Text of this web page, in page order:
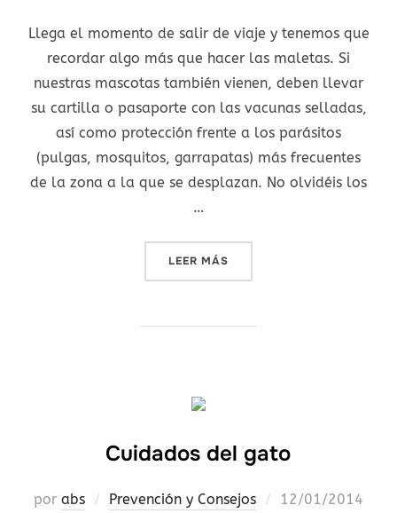
Llega el momento de salir de viaje y tenemos que
recordar algo más que hacer las maletas. Si
nuestras mascotas también vienen, deben llevar
su cartilla o pasaporte con las vacunas selladas,
así como protección frente a los parásitos
(pulgas, mosquitos, garrapatas) más frecuentes
de la zona a la que se desplazan. No olvidéis los
…
LEER MÁS
Cuidados del gato
por abs Prevención y Consejos
Publicado
12/01/2014